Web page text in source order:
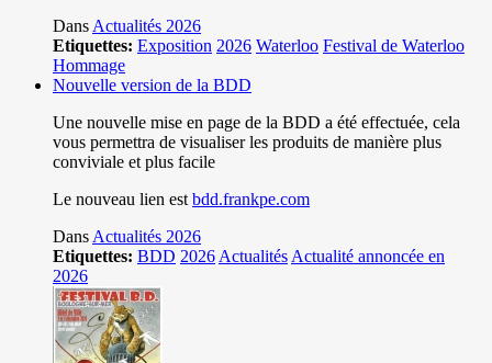
Dans Actualités 2026
Etiquettes: Exposition 2026 Waterloo Festival de Waterloo
Hommage
Nouvelle version de la BDD
Une nouvelle mise en page de la BDD a été effectuée, cela
vous permettra de visualiser les produits de manière plus
conviviale et plus facile
Le nouveau lien est bdd.frankpe.com
Dans Actualités 2026
Etiquettes: BDD 2026 Actualités Actualité annoncée en
2026